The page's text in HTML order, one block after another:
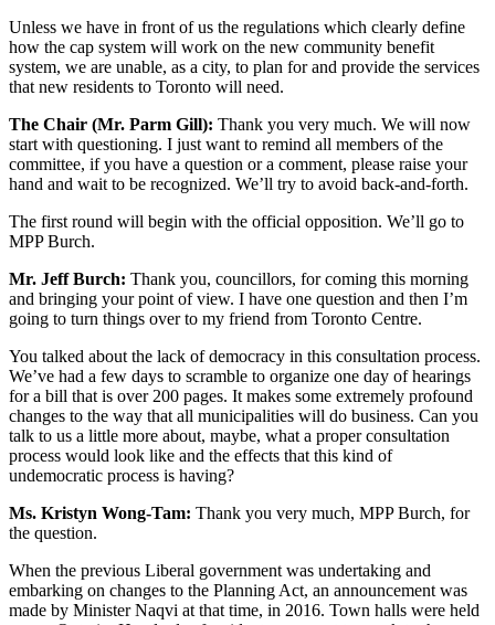
Unless we have in front of us the regulations which clearly define
how the cap system will work on the new community benefit
system, we are unable, as a city, to plan for and provide the services
that new residents to Toronto will need.
The Chair (Mr. Parm Gill): Thank you very much. We will now
start with questioning. I just want to remind all members of the
committee, if you have a question or a comment, please raise your
hand and wait to be recognized. We’ll try to avoid back-and-forth.
The first round will begin with the official opposition. We’ll go to
MPP Burch.
Mr. Jeff Burch: Thank you, councillors, for coming this morning
and bringing your point of view. I have one question and then I’m
going to turn things over to my friend from Toronto Centre.
You talked about the lack of democracy in this consultation process.
We’ve had a few days to scramble to organize one day of hearings
for a bill that is over 200 pages. It makes some extremely profound
changes to the way that all municipalities will do business. Can you
talk to us a little more about, maybe, what a proper consultation
process would look like and the effects that this kind of
undemocratic process is having?
Ms. Kristyn Wong-Tam: Thank you very much, MPP Burch, for
the question.
When the previous Liberal government was undertaking and
embarking on changes to the Planning Act, an announcement was
made by Minister Naqvi at that time, in 2016. Town halls were held